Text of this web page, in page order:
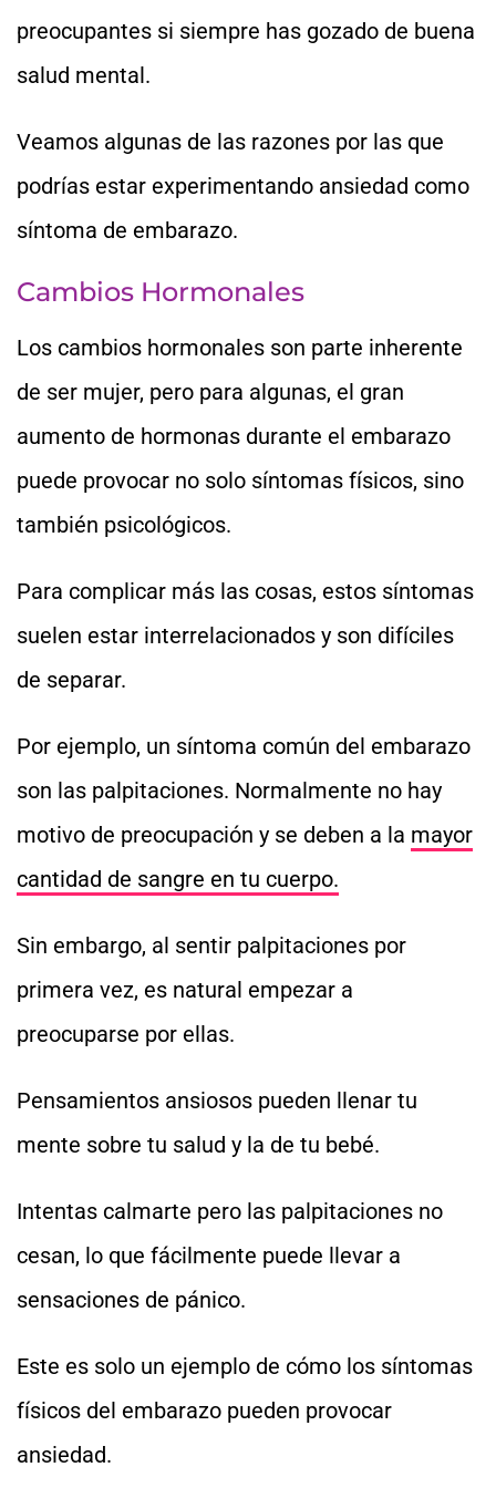
preocupantes si siempre has gozado de buena
salud mental.
Veamos algunas de las razones por las que
podrías estar experimentando ansiedad como
síntoma de embarazo.
Cambios Hormonales
Los cambios hormonales son parte inherente
de ser mujer, pero para algunas, el gran
aumento de hormonas durante el embarazo
puede provocar no solo síntomas físicos, sino
también psicológicos.
Para complicar más las cosas, estos síntomas
suelen estar interrelacionados y son difíciles
de separar.
Por ejemplo, un síntoma común del embarazo
son las palpitaciones. Normalmente no hay
motivo de preocupación y se deben a la mayor
cantidad de sangre en tu cuerpo.
Sin embargo, al sentir palpitaciones por
primera vez, es natural empezar a
preocuparse por ellas.
Pensamientos ansiosos pueden llenar tu
mente sobre tu salud y la de tu bebé.
Intentas calmarte pero las palpitaciones no
cesan, lo que fácilmente puede llevar a
sensaciones de pánico.
Este es solo un ejemplo de cómo los síntomas
físicos del embarazo pueden provocar
ansiedad.